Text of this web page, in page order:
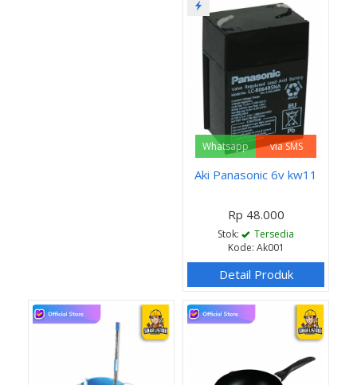
Whatsapp via SMS
Aki Panasonic 6v kw11
Rp 48.000
Stok:
Tersedia
Kode: Ak001
Detail Produk